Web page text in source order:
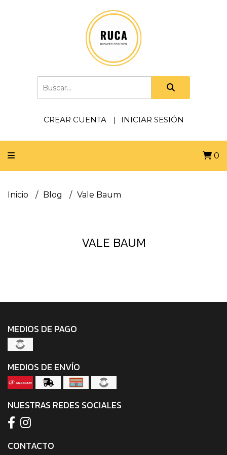
CREAR CUENTA INICIAR SESIÓN
0
Inicio Blog Vale Baum
VALE BAUM
MEDIOS DE PAGO
MEDIOS DE ENVÍO
NUESTRAS REDES SOCIALES
CONTACTO